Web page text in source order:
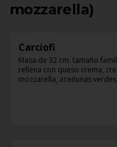
mozzarella)
Carciofi
Masa de 32 cm. tamaño
rellena con queso crema,
mozzarella, aceitunas